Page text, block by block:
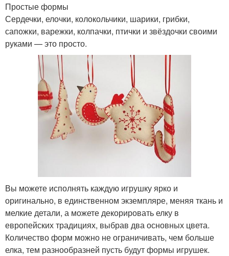
Простые формы
Сердечки, елочки, колокольчики, шарики, грибки,
сапожки, варежки, колпачки, птички и звёздочки своими
руками — это просто.
Вы можете исполнять каждую игрушку ярко и
оригинально, в единственном экземпляре, меняя ткань и
мелкие детали, а можете декорировать елку в
европейских традициях, выбрав два основных цвета.
Количество форм можно не ограничивать, чем больше
елка, тем разнообразней пусть будут формы игрушек.